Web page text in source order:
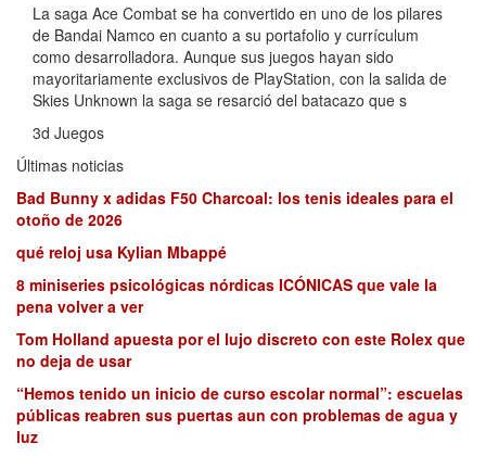
La saga Ace Combat se ha convertido en uno de los pilares
de Bandai Namco en cuanto a su portafolio y currículum
como desarrolladora. Aunque sus juegos hayan sido
mayoritariamente exclusivos de PlayStation, con la salida de
Skies Unknown la saga se resarció del batacazo que s
3d Juegos
Últimas noticias
Bad Bunny x adidas F50 Charcoal: los tenis ideales para el
otoño de 2026
qué reloj usa Kylian Mbappé
8 miniseries psicológicas nórdicas ICÓNICAS que vale la
pena volver a ver
Tom Holland apuesta por el lujo discreto con este Rolex que
no deja de usar
“Hemos tenido un inicio de curso escolar normal”: escuelas
públicas reabren sus puertas aun con problemas de agua y
luz